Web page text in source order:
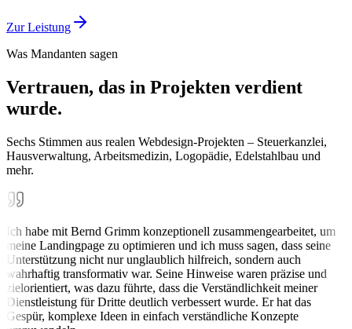
Zur Leistung
Was Mandanten sagen
Vertrauen, das in Projekten verdient
wurde.
Sechs Stimmen aus realen Webdesign-Projekten – Steuerkanzlei,
Hausverwaltung, Arbeitsmedizin, Logopädie, Edelstahlbau und
mehr.
Ich habe mit Bernd Grimm konzeptionell zusammengearbeitet, um
meine Landingpage zu optimieren und ich muss sagen, dass seine
Unterstützung nicht nur unglaublich hilfreich, sondern auch
wahrhaftig transformativ war. Seine Hinweise waren präzise und
zielorientiert, was dazu führte, dass die Verständlichkeit meiner
Dienstleistung für Dritte deutlich verbessert wurde. Er hat das
Gespür, komplexe Ideen in einfach verständliche Konzepte